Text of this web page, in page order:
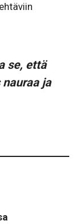
se, että
ja